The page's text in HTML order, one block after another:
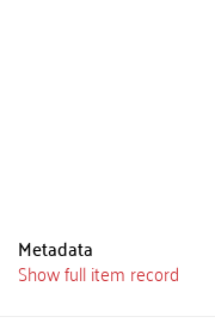
Metadata
Show full item record